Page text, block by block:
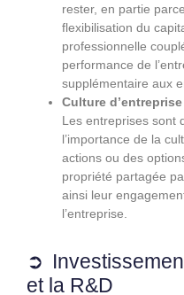
rester, en partie
flexibilisation du
professionnelle
performance de
supplémentaire aux
Culture
Les entreprises sont
l’importance de la
actions ou des
propriété partagée
ainsi leur
l’entreprise.
et la R&D